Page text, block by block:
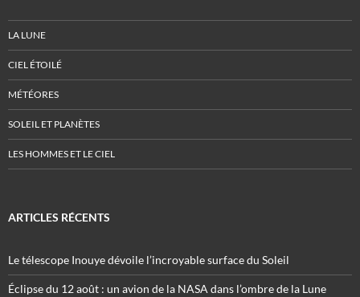
LA LUNE
CIEL ÉTOILÉ
MÉTÉORES
SOLEIL ET PLANÈTES
LES HOMMES ET LE CIEL
ARTICLES RÉCENTS
Le télescope Inouye dévoile l’incroyable surface du Soleil
Éclipse du 12 août : un avion de la NASA dans l’ombre de la Lune